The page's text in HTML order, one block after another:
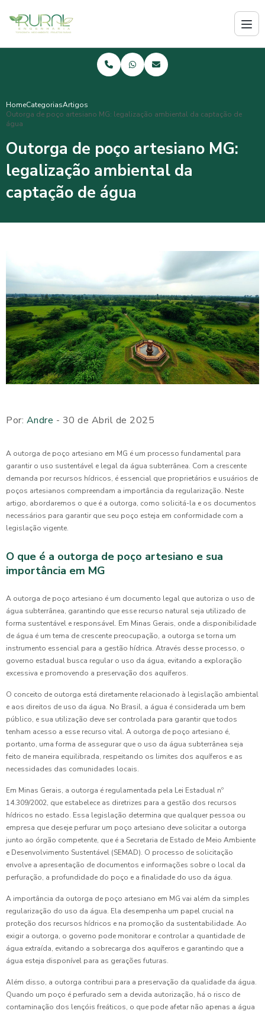
HomeCategoriasArtigos
Outorga de poço artesiano MG: legalização ambiental da captação de
água
Outorga de poço artesiano MG:
legalização ambiental da
captação de água
Por: Andre - 30 de Abril de 2025
A outorga de poço artesiano em MG é um processo fundamental para
garantir o uso sustentável e legal da água subterrânea. Com a crescente
demanda por recursos hídricos, é essencial que proprietários e usuários de
poços artesianos compreendam a importância da regularização. Neste
artigo, abordaremos o que é a outorga, como solicitá-la e os documentos
necessários para garantir que seu poço esteja em conformidade com a
legislação vigente.
O que é a outorga de poço artesiano e sua
importância em MG
A outorga de poço artesiano é um documento legal que autoriza o uso de
água subterrânea, garantindo que esse recurso natural seja utilizado de
forma sustentável e responsável. Em Minas Gerais, onde a disponibilidade
de água é um tema de crescente preocupação, a outorga se torna um
instrumento essencial para a gestão hídrica. Através desse processo, o
governo estadual busca regular o uso da água, evitando a exploração
excessiva e promovendo a preservação dos aquíferos.
O conceito de outorga está diretamente relacionado à legislação ambiental
e aos direitos de uso da água. No Brasil, a água é considerada um bem
público, e sua utilização deve ser controlada para garantir que todos
tenham acesso a esse recurso vital. A outorga de poço artesiano é,
portanto, uma forma de assegurar que o uso da água subterrânea seja
feito de maneira equilibrada, respeitando os limites dos aquíferos e as
necessidades das comunidades locais.
Em Minas Gerais, a outorga é regulamentada pela Lei Estadual nº
14.309/2002, que estabelece as diretrizes para a gestão dos recursos
hídricos no estado. Essa legislação determina que qualquer pessoa ou
empresa que deseje perfurar um poço artesiano deve solicitar a outorga
junto ao órgão competente, que é a Secretaria de Estado de Meio Ambiente
e Desenvolvimento Sustentável (SEMAD). O processo de solicitação
envolve a apresentação de documentos e informações sobre o local da
perfuração, a profundidade do poço e a finalidade do uso da água.
A importância da outorga de poço artesiano em MG vai além da simples
regularização do uso da água. Ela desempenha um papel crucial na
proteção dos recursos hídricos e na promoção da sustentabilidade. Ao
exigir a outorga, o governo pode monitorar e controlar a quantidade de
água extraída, evitando a sobrecarga dos aquíferos e garantindo que a
água esteja disponível para as gerações futuras.
Além disso, a outorga contribui para a preservação da qualidade da água.
Quando um poço é perfurado sem a devida autorização, há o risco de
contaminação dos lençóis freáticos, o que pode afetar não apenas a água